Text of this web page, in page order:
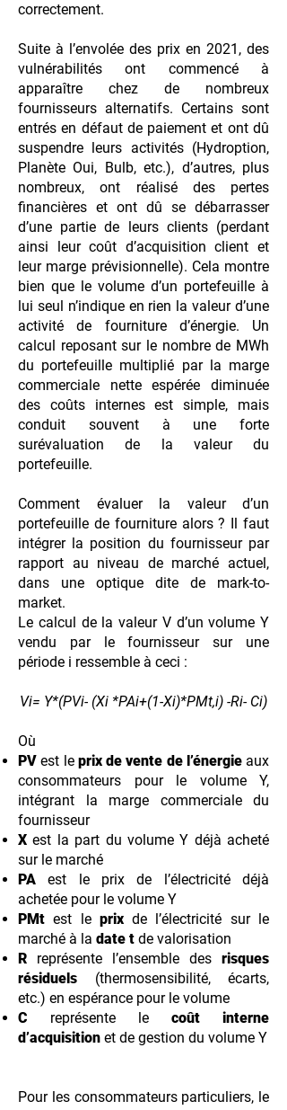
correctement.
Suite à l’envolée des prix en 2021, des
vulnérabilités ont commencé à
apparaître chez de nombreux
fournisseurs alternatifs. Certains sont
entrés en défaut de paiement et ont dû
suspendre leurs activités (Hydroption,
Planète Oui, Bulb, etc.), d’autres, plus
nombreux, ont réalisé des pertes
financières et ont dû se débarrasser
d’une partie de leurs clients (perdant
ainsi leur coût d’acquisition client et
leur marge prévisionnelle). Cela montre
bien que le volume d’un portefeuille à
lui seul n’indique en rien la valeur d’une
activité de fourniture d’énergie. Un
calcul reposant sur le nombre de MWh
du portefeuille multiplié par la marge
commerciale nette espérée diminuée
des coûts internes est simple, mais
conduit souvent à une forte
surévaluation de la valeur du
portefeuille.
Comment évaluer la valeur d’un
portefeuille de fourniture alors ? Il faut
intégrer la position du fournisseur par
rapport au niveau de marché actuel,
dans une optique dite de mark-to-
market.
Le calcul de la valeur V d’un volume Y
vendu par le fournisseur sur une
période i ressemble à ceci :
Vi= Y*(PVi- (Xi *PAi+(1-Xi)*PMt,i) -Ri- Ci)
Où
PV est le prix de vente de l’énergieaux
consommateurs pour le volume Y,
intégrant la marge commerciale du
fournisseur​
Xest la part du volume Y déjà acheté
sur le marché​
PA est le prix de l’électricité déjà
achetée pour le volume Y​
PMt est leprixde l’électricité sur le
marché à la date t de valorisation​
R représente l’ensemble des risques
résiduels (thermosensibilité, écarts,
etc.) en espérance pour le volume ​
C représente le coût interne
d’acquisition et de gestion du volume Y
Pour les consommateurs particuliers, le